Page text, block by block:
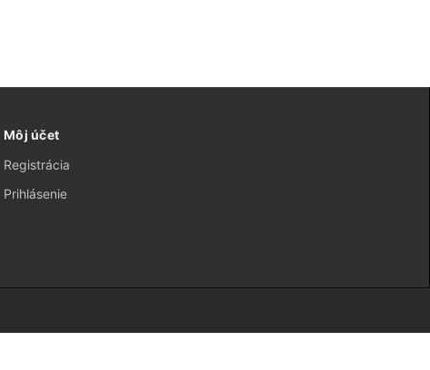
Môj účet
Registrácia
Prihlásenie